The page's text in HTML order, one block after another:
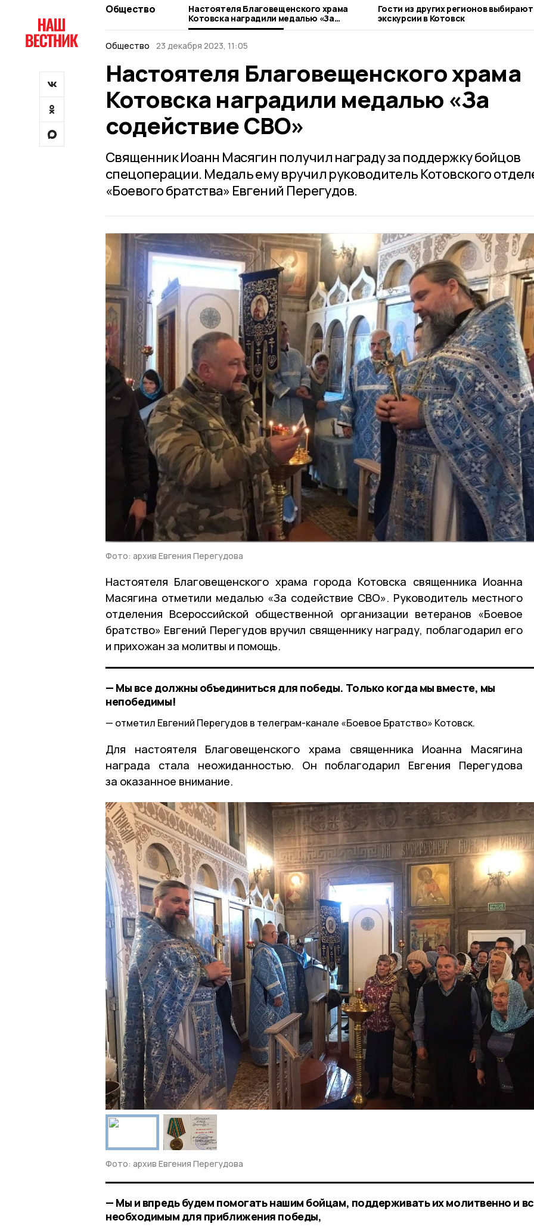
Общество
Настоятеля Благовещенского храма
Котовска наградили медалью «За
содействие СВО»
Гости из других регионов выбирают
экскурсии в Котовск
Общество 23 декабря 2023, 11:05
Настоятеля Благовещенского храма
Котовска наградили медалью «За
содействие СВО»
Священник Иоанн Масягин получил награду за поддержку бойцов
спецоперации. Медаль ему вручил руководитель Котовского
«Боевого братства» Евгений Перегудов.
Фото: архив Евгения Перегудова
Настоятеля Благовещенского храма города Котовска священника Иоанна
Масягина отметили медалью «За содействие СВО». Руководитель местного
отделения Всероссийской общественной организации ветеранов «Боевое
братство» Евгений Перегудов вручил священнику награду, поблагодарил его
и прихожан за молитвы и помощь.
— Мы все должны объединиться для победы. Только когда мы вместе, мы
непобедимы!
отметил Евгений Перегудов в телеграм-канале «Боевое Братство» Котовск.
Для настоятеля Благовещенского храма священника Иоанна Масягина
награда стала неожиданностью. Он поблагодарил Евгения Перегудова
за оказанное внимание.
Фото: архив Евгения Перегудова
— Мы и впредь будем помогать нашим бойцам, поддерживать их молитвенно и
необходимым для приближения победы,